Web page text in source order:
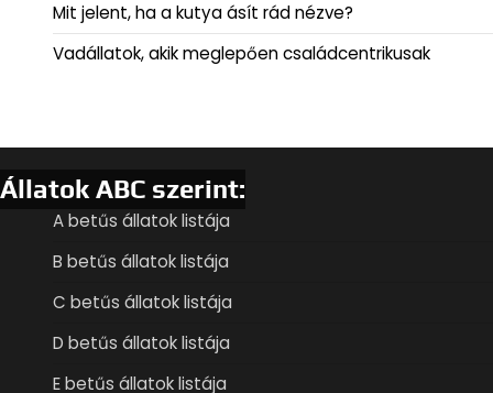
Mit jelent, ha a kutya ásít rád nézve?
Vadállatok, akik meglepően családcentrikusak
Állatok ABC szerint:
A betűs állatok listája
B betűs állatok listája
C betűs állatok listája
D betűs állatok listája
E betűs állatok listája